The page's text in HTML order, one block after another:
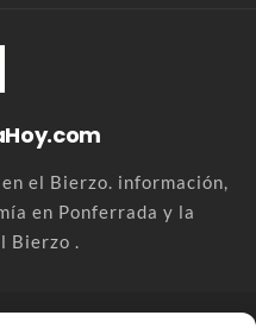
el Bierzo. información,
en Ponferrada y la
Bierzo .